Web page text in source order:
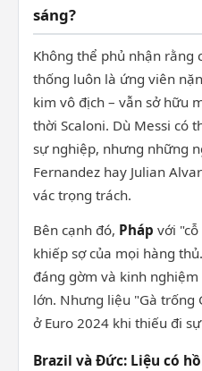
sáng?
Không thể phủ nhận rằng
thống luôn là ứng viên
kim vô địch – vẫn sở hữu
thời Scaloni. Dù Messi có
sự nghiệp, nhưng những
Fernandez hay Julian
vác trọng trách.
Bên cạnh đó, Pháp với
khiếp sợ của mọi hàng
đáng gờm và kinh
lớn. Nhưng liệu "Gà trống
ở Euro 2024 khi thiếu đi
Brazil và Đức: Liệu có